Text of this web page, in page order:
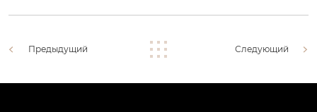
Предыдущий Следующий